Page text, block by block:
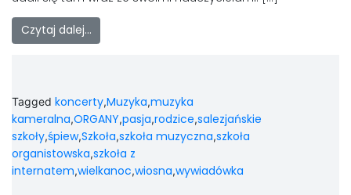
Czytaj dalej…
Tagged koncerty,Muzyka,muzyka
kameralna,ORGANY,pasja,rodzice,salezjańskie
szkoły,śpiew,Szkoła,szkoła muzyczna,szkoła
organistowska,szkoła z
internatem,wielkanoc,wiosna,wywiadówka